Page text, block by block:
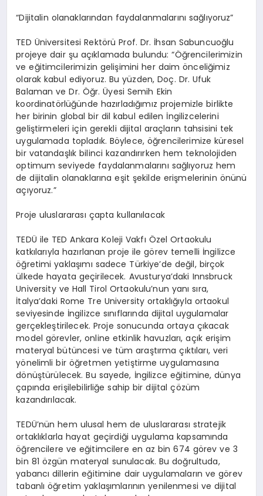
“Dijitalin olanaklarından faydalanmalarını sağlıyoruz”
TED Üniversitesi Rektörü Prof. Dr. İhsan Sabuncuoğlu
projeye dair şu açıklamada bulundu: “Öğrencilerimizin
ve eğitimcilerimizin gelişimini her daim önceliğimiz
olarak kabul ediyoruz. Bu yüzden, Doç. Dr. Ufuk
Balaman ve Dr. Öğr. Üyesi Semih Ekin
koordinatörlüğünde hazırladığımız projemizle birlikte
her birinin global bir dil kabul edilen İngilizcelerini
geliştirmeleri için gerekli dijital araçların tahsisini tek
uygulamada topladık. Böylece, öğrencilerimize küresel
bir vatandaşlık bilinci kazandırırken hem teknolojiden
optimum seviyede faydalanmalarını sağlıyoruz hem
de dijitalin olanaklarına eşit şekilde erişmelerinin önünü
açıyoruz.”
Proje uluslararası çapta kullanılacak
TEDÜ ile TED Ankara Koleji Vakfı Özel Ortaokulu
katkılarıyla hazırlanan proje ile görev temelli İngilizce
öğretimi yaklaşımı sadece Türkiye’de değil, birçok
ülkede hayata geçirilecek. Avusturya’daki Innsbruck
University ve Hall Tirol Ortaokulu’nun yanı sıra,
İtalya’daki Rome Tre University ortaklığıyla ortaokul
seviyesinde İngilizce sınıflarında dijital uygulamalar
gerçekleştirilecek. Proje sonucunda ortaya çıkacak
model görevler, online etkinlik havuzları, açık erişim
materyal bütüncesi ve tüm araştırma çıktıları, veri
yönelimli bir öğretmen yetiştirme uygulamasına
dönüştürülecek. Bu sayede, İngilizce eğitimine, dünya
çapında erişilebilirliğe sahip bir dijital çözüm
kazandırılacak.
TEDÜ’nün hem ulusal hem de uluslararası stratejik
ortaklıklarla hayat geçirdiği uygulama kapsamında
öğrencilere ve eğitimcilere en az bin 674 görev ve 3
bin 81 özgün materyal sunulacak. Bu doğrultuda,
yabancı dillerin eğitimine dair uygulamaların ve görev
tabanlı öğretim yaklaşımlarının yenilenmesi ve dijital